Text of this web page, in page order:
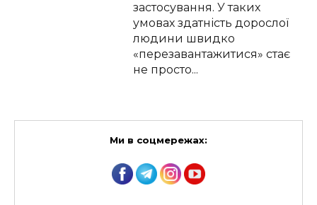
застосування. У таких
умовах здатність дорослої
людини швидко
«перезавантажитися» стає
не просто...
Ми в соцмережах: